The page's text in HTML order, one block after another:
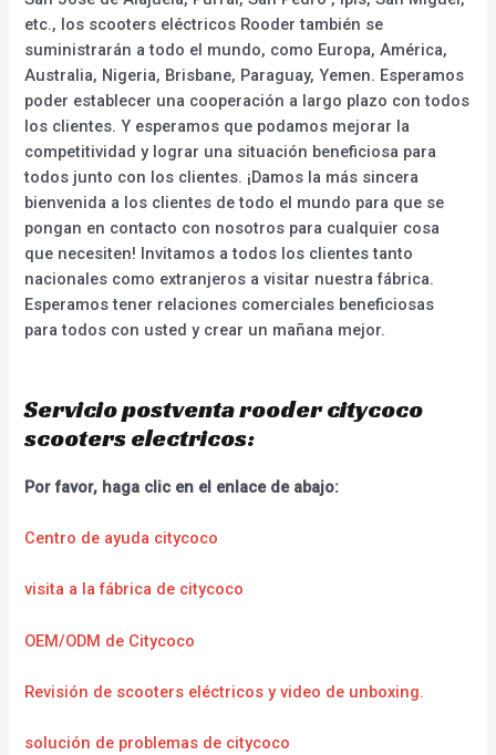
etc., los scooters eléctricos Rooder también se
suministrarán a todo el mundo, como Europa, América,
Australia, Nigeria, Brisbane, Paraguay, Yemen. Esperamos
poder establecer una cooperación a largo plazo con todos
los clientes. Y esperamos que podamos mejorar la
competitividad y lograr una situación beneficiosa para
todos junto con los clientes. ¡Damos la más sincera
bienvenida a los clientes de todo el mundo para que se
pongan en contacto con nosotros para cualquier cosa
que necesiten! Invitamos a todos los clientes tanto
nacionales como extranjeros a visitar nuestra fábrica.
Esperamos tener relaciones comerciales beneficiosas
para todos con usted y crear un mañana mejor.
Servicio postventa rooder citycoco
scooters electricos:
Por favor, haga clic en el enlace de abajo:
Centro de ayuda citycoco
visita a la fábrica de citycoco
OEM/ODM de Citycoco
Revisión de scooters eléctricos y video de unboxing.
solución de problemas de citycoco